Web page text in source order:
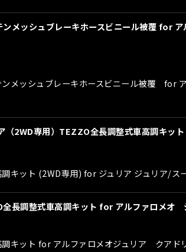
メッシュブレーキホースビニール被覆 for
メッシュブレーキホースビニール被覆 for
（2WD専用）TEZZO全長調整式車高調キッ
キット (2WD専用) for ジュリア ジュリア/
全長調整式車高調キット for アルファロメ
調キット for アルファロメオジュリア クア